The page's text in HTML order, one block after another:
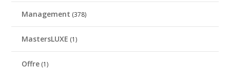
Management (378)
MastersLUXE (1)
Offre (1)